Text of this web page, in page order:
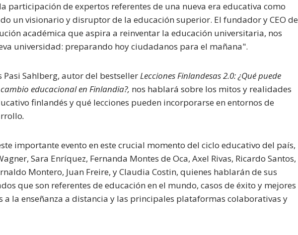
participación de expertos referentes de una nueva era educativa como
un visionario y disruptor de la educación superior. El fundador y CEO de
académica que aspira a reinventar la educación universitaria, nos
universidad: preparando hoy ciudadanos para el mañana".
Sahlberg, autor del bestsellerLecciones Finlandesas 2.0: ¿Qué puede
educacional en Finlandia?, nos hablará sobre los mitos y realidades
finlandés y qué lecciones pueden incorporarse en entornos de
.
importante evento en este crucial momento del ciclo educativo del país,
Sara Enríquez, Fernanda Montes de Oca, Axel Rivas, Ricardo Santos,
Montero, Juan Freire, y Claudia Costin, quienes hablarán de sus
que son referentes de educación en el mundo, casos de éxito y mejores
a la enseñanza a distancia y las principales plataformas colaborativas y